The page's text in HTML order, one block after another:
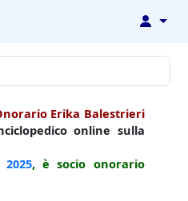
↓
Erika Balestrieri
online sulla
2025, è socio onorario